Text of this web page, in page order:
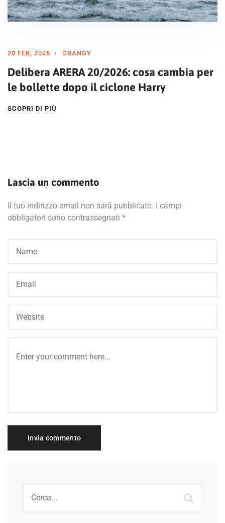
20 FEB, 2026 ORANGY
Delibera ARERA 20/2026: cosa cambia per
le bollette dopo il ciclone Harry
SCOPRI DI PIÙ
Lascia un commento
Il tuo indirizzo email non sarà pubblicato. I campi
obbligatori sono contrassegnati *